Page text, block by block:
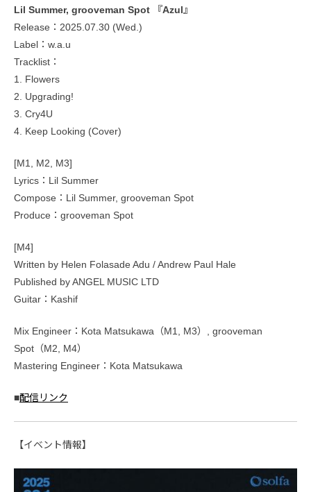
Lil Summer, grooveman Spot 『Azul』
Release：2025.07.30 (Wed.)
Label：w.a.u
Tracklist：
1. Flowers
2. Upgrading!
3. Cry4U
4. Keep Looking (Cover)
[M1, M2, M3]
Lyrics：Lil Summer
Compose：Lil Summer, grooveman Spot
Produce：grooveman Spot
[M4]
Written by Helen Folasade Adu / Andrew Paul Hale
Published by ANGEL MUSIC LTD
Guitar：Kashif
Mix Engineer：Kota Matsukawa（M1, M3）, grooveman
Spot（M2, M4）
Mastering Engineer：Kota Matsukawa
■配信リンク
【イベント情報】